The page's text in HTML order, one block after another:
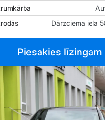
Dārzciema iela
Piesakies līzingam
favorītiem